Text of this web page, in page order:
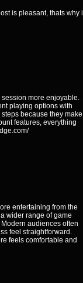
is pleasant, thats why i
more enjoyable.
playing options with
because they make
features, everything
entertaining from the
wider range of game
audiences often
feel straightforward.
feels comfortable and